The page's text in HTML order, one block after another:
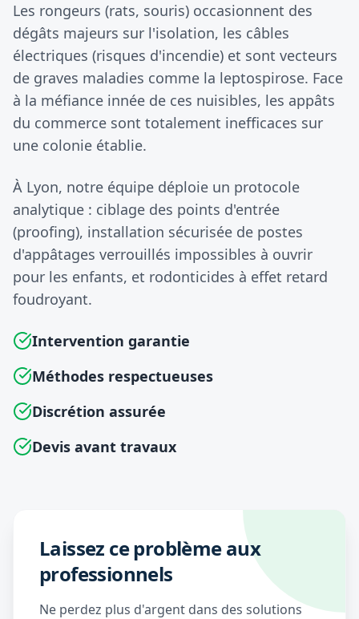
Les rongeurs (rats, souris) occasionnent des
dégâts majeurs sur l'isolation, les câbles
électriques (risques d'incendie) et sont vecteurs
de graves maladies comme la leptospirose. Face
à la méfiance innée de ces nuisibles, les appâts
du commerce sont totalement inefficaces sur
une colonie établie.
À Lyon, notre équipe déploie un protocole
analytique : ciblage des points d'entrée
(proofing), installation sécurisée de postes
d'appâtages verrouillés impossibles à ouvrir
pour les enfants, et rodonticides à effet retard
foudroyant.
Intervention garantie
Méthodes respectueuses
Discrétion assurée
Devis avant travaux
Laissez ce problème aux
professionnels
Ne perdez plus d'argent dans des solutions